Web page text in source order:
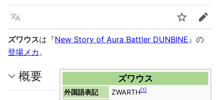
言語 ウォッチ編集
ズワウスは『New Story of Aura Battler DUNBINE』の
登場メカ。
ズワウス
外国語表記 ZWARTH[1
概要